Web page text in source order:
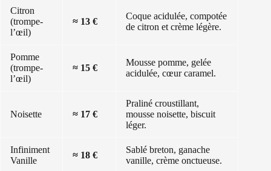
Citron
(trompe-
l’œil)
≈ 13 €
Coque acidulée, compotée
de citron et crème légère.
Pomme
(trompe-
l’œil)
≈ 15 €
Mousse pomme, gelée
acidulée, cœur caramel.
Noisette ≈ 17 €
Praliné croustillant,
mousse noisette, biscuit
léger.
Infiniment
Vanille
≈ 18 €
Sablé breton, ganache
vanille, crème onctueuse.